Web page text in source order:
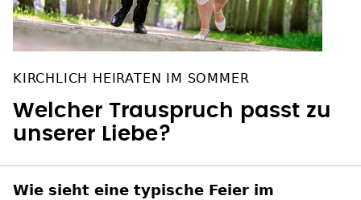
KIRCHLICH HEIRATEN IM SOMMER
Welcher Trauspruch passt zu
unserer Liebe?
Wie sieht eine typische Feier im